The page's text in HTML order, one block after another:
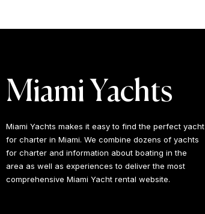
Miami Yachts
Miami Yachts makes it easy to find the perfect yacht
for charter in Miami. We combine dozens of yachts
for charter and information about boating in the
area as well as experiences to deliver the most
comprehensive Miami Yacht rental website.